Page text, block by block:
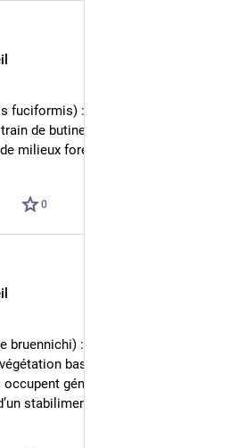
fuciformis) : le sphinx gazé adulte
de butiner des fleurs diverses,
milieux forestiers.
0
: ces belles araignées
basse des zones bien
généralement le centre
stabilimentum.